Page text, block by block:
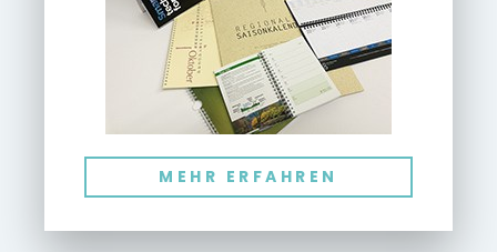
MEHR ERFAHREN